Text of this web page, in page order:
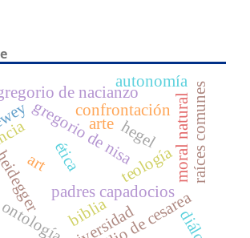
biblia
teología
hegel
ontología
confrontación
padres capadocios
gregorio de nisa
de nacianzo
ética moral natural
arte
art raíces comunes
autonomía